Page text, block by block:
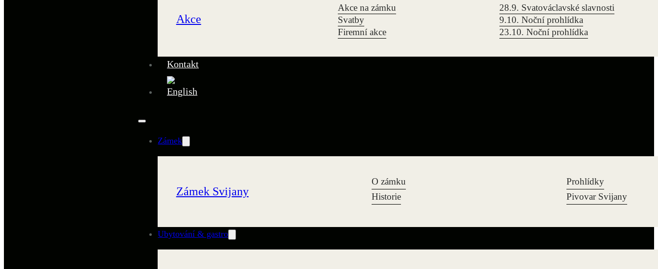
Akce
Akce na zámku
Svatby
Firemní akce
28.9. Svatováclavské slavnosti
9.10. Noční prohlídka
23.10. Noční prohlídka
Kontakt
Zámek
Zámek Svijany
O zámku
Historie
Prohlídky
Pivovar Svijany
Ubytování & gastro